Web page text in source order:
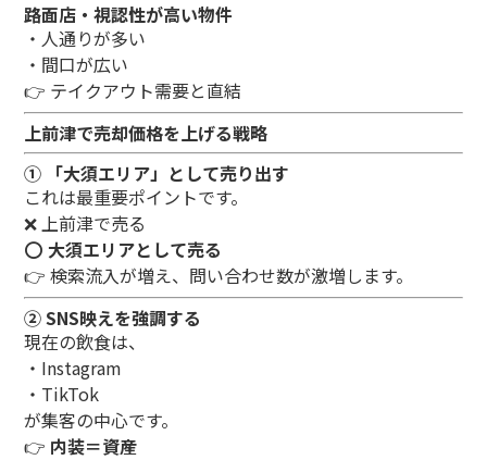
路面店・視認性が高い物件
・人通りが多い
・間口が広い
👉 テイクアウト需要と直結
上前津で売却価格を上げる戦略
① 「大須エリア」として売り出す
これは最重要ポイントです。
❌ 上前津で売る
⭕ 大須エリアとして売る
👉 検索流入が増え、問い合わせ数が激増します。
② SNS映えを強調する
現在の飲食は、
・Instagram
・TikTok
が集客の中心です。
👉 内装＝資産